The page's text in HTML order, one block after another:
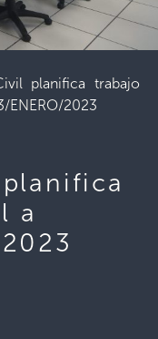
planifica trabajo
ENERO/2023
a